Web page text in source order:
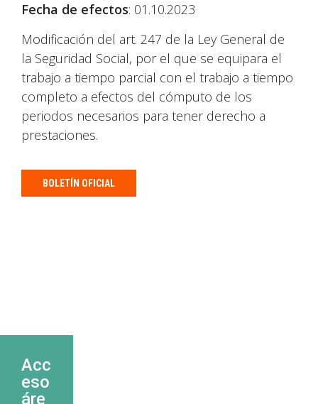
Fecha de efectos: 01.10.2023
Modificación del art. 247 de la Ley General de
la Seguridad Social, por el que se equipara el
trabajo a tiempo parcial con el trabajo a tiempo
completo a efectos del cómputo de los
periodos necesarios para tener derecho a
prestaciones.
BOLETÍN OFICIAL
Acc
eso
áre